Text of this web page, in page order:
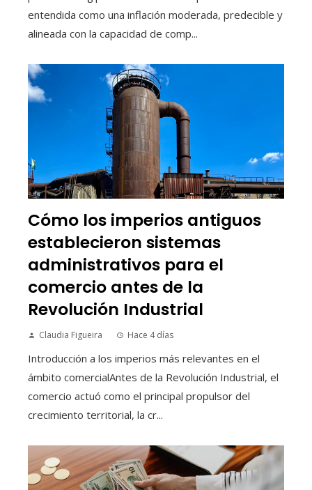
entendida como una inflación moderada, predecible y
alineada con la capacidad de comp...
Cómo los imperios antiguos
establecieron sistemas
administrativos para el
comercio antes de la
Revolución Industrial
Claudia Figueira Hace 4 días
Introducción a los imperios más relevantes en el
ámbito comercialAntes de la Revolución Industrial, el
comercio actuó como el principal propulsor del
crecimiento territorial, la cr...